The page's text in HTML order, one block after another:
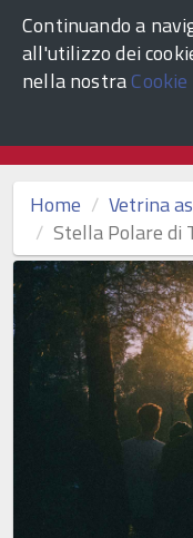
Continuando a
all'utilizzo dei
nella nostra
Comune di Venezia
Home
Vetrina
Stella Polare di